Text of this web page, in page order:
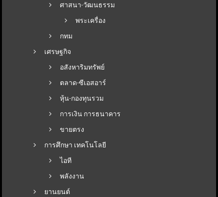
ศาสนา-วัฒนธรรม
พระเครื่อง
กทม
เศรษฐกิจ
อสังหาริมทรัพย์
ตลาด-ซีเอสอาร์
หุ้น-กองทุนรวม
การเงิน การธนาคาร
ขายตรง
การศึกษา เทคโนโลยี
ไอที
พลังงาน
ยานยนต์